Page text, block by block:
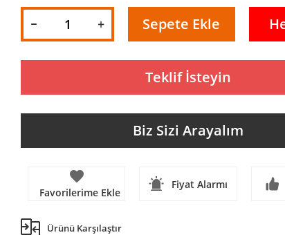
Sepete Ekle
Teklif İsteyin
Biz Sizi Arayalım
Fiyat Alarmı
Ürünü Karşılaştır